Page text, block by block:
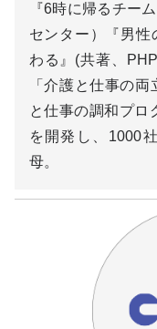
『6時に帰るチー
センター）『男性
わる』(共著、
「介護と仕事の
と仕事の調和プロ
を開発し、1000
母。